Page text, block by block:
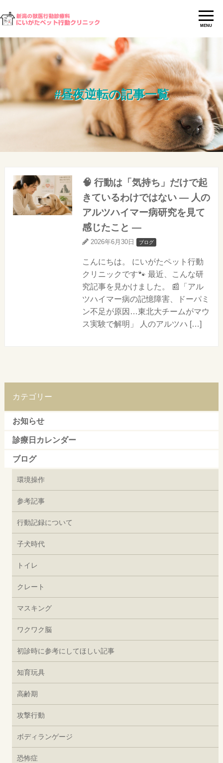
MENU
#昼夜逆転の記事一覧
🧠 行動は「気持ち」だけで起
きているわけではない ― 人の
アルツハイマー病研究を見て
感じたこと ―
2026年6月30日 ブログ
こんにちは。 にいがたペット行動
クリニックです🐾 最近、こんな研
究記事を見かけました。 📰「アル
ツハイマー病の記憶障害、ドーパミ
ン不足が原因…東北大チームがマウ
ス実験で解明」 人のアルツハ […]
カテゴリー
お知らせ
診療日カレンダー
ブログ
環境操作
参考記事
行動記録について
子犬時代
トイレ
クレート
マスキング
ワクワク脳
初診時に参考にしてほしい記事
知育玩具
高齢期
攻撃行動
ボディランゲージ
恐怖症